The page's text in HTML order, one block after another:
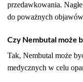
przedawkowania.
do poważnych
Czy Nembutal może
Tak, Nembutal może
medycznych w celu